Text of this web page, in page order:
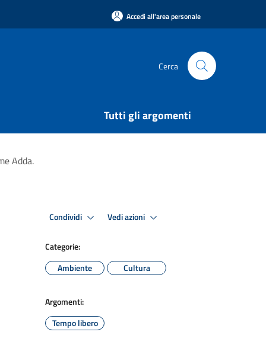
Accedi all'area personale
Cerca
Tutti gli argomenti
Adda.
Condividi Vedi azioni
Categorie:
Ambiente
Cultura
Argomenti:
Tempo libero